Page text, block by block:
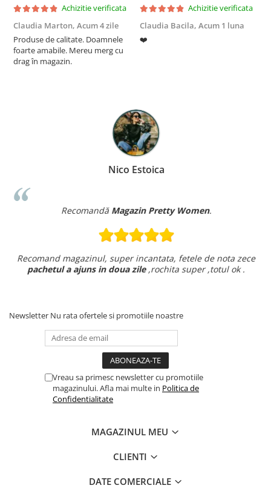
Achizitie verificata
Claudia Marton, Acum 4 zile
Produse de calitate. Doamnele
foarte amabile. Mereu merg cu
drag în magazin.
Achizitie verificata
Claudia Bacila, Acum 1 luna
❤️
Nico Estoica
Recomandă Magazin Pretty Women.
Recomand magazinul, super incantata, fetele de nota zece
pachetul a ajuns in doua zile,rochita super ,totul ok .
Newsletter Nu rata ofertele si promotiile noastre
Vreau sa primesc newsletter cu promotiile
magazinului. Afla mai multe in Politica de
Confidentialitate
MAGAZINUL MEU
CLIENTI
DATE COMERCIALE